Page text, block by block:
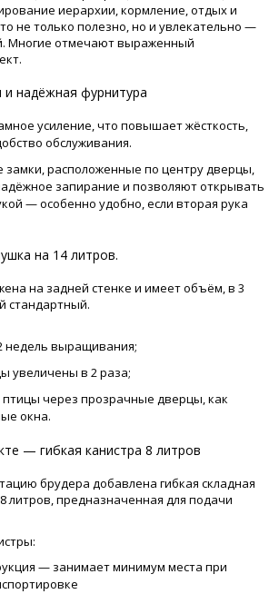
иерархии, кормление, отдых и
не только полезно, но и увлекательно —
Многие отмечают выраженный
надёжная фурнитура
усиление, что повышает жёсткость,
обслуживания.
замки, расположенные по центру дверцы,
запирание и позволяют открывать
— особенно удобно, если вторая рука
на 14 литров.
на задней стенке и имеет объём, в 3
недель выращивания;
увеличены в 2 раза;
через прозрачные дверцы, как
окна.
— гибкая канистра 8 литров
брудера добавлена гибкая складная
литров, предназначенная для подачи
— занимает минимум места при